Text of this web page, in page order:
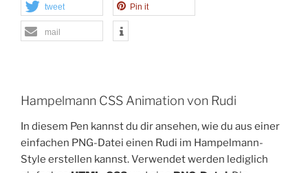
tweet Pin it
mail
Hampelmann CSS Animation von Rudi
In diesem Pen kannst du dir ansehen, wie du aus einer
einfachen PNG-Datei einen Rudi im Hampelmann-
Style erstellen kannst. Verwendet werden lediglich